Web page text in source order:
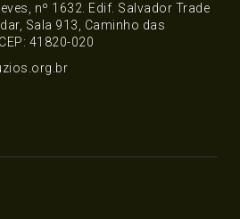
nº 1632. Edif. Salvador Trade
Sala 913, Caminho das
41820-020